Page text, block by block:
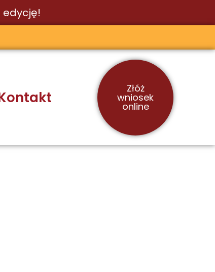
Złóż
wniosek
online